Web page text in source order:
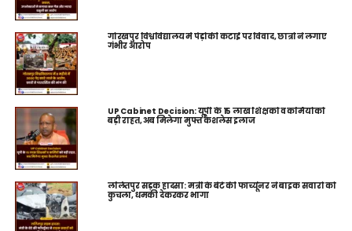
गोरखपुर विश्वविद्यालय में पेड़ों की कटाई पर विवाद, छात्रों ने लगाए
गंभीर आरोप
UP Cabinet Decision: यूपी के 15 लाख शिक्षकों व कर्मियों को
बड़ी राहत, अब मिलेगा मुफ्त कैशलेस इलाज
ललितपुर सड़क हादसा: मंत्री के बेटे की फॉर्च्यूनर ने बाइक सवारों को
कुचला, धमकी देकरकर भागा